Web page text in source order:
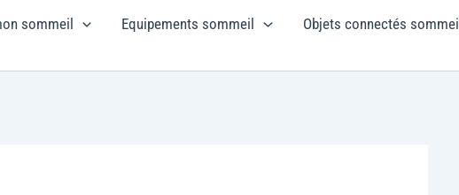
sommeil Equipements sommeil Objets connectés sommeil